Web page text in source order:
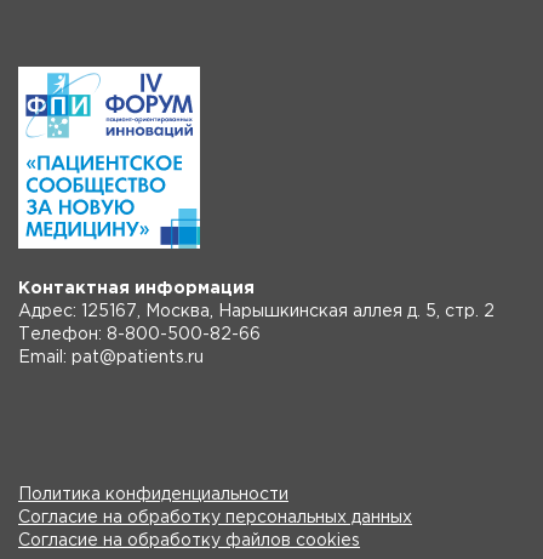
Контактная информация
Адрес: 125167, Москва, Нарышкинская аллея д. 5, стр. 2
Телефон: 8-800-500-82-66
Email: pat@patients.ru
Политика конфиденциальности
Согласие на обработку персональных данных
Согласие на обработку файлов cookies